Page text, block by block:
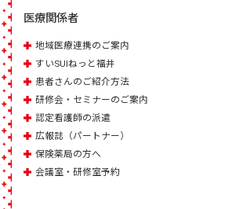
医療関係者
地域医療連携のご案内
すいSUIねっと福井
患者さんのご紹介方法
研修会・セミナーのご案内
認定看護師の派遣
広報誌（パートナー）
保険薬局の方へ
会議室・研修室予約